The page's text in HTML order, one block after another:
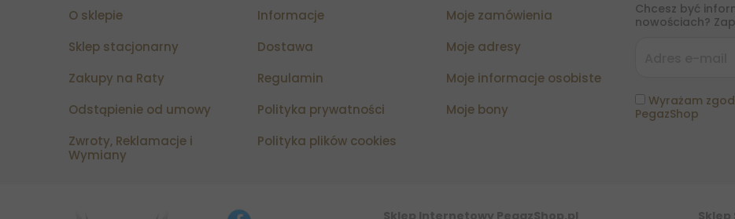
O sklepie
Sklep stacjonarny
Zakupy na Raty
Odstąpienie od umowy
Zwroty, Reklamacje i
Wymiany
Informacje
Dostawa
Regulamin
Polityka prywatności
Polityka plików cookies
Moje zamówienia
Moje adresy
Moje informacje osobiste
Moje bony
Chcesz być
nowościach?
Wyrażam
PegazShop